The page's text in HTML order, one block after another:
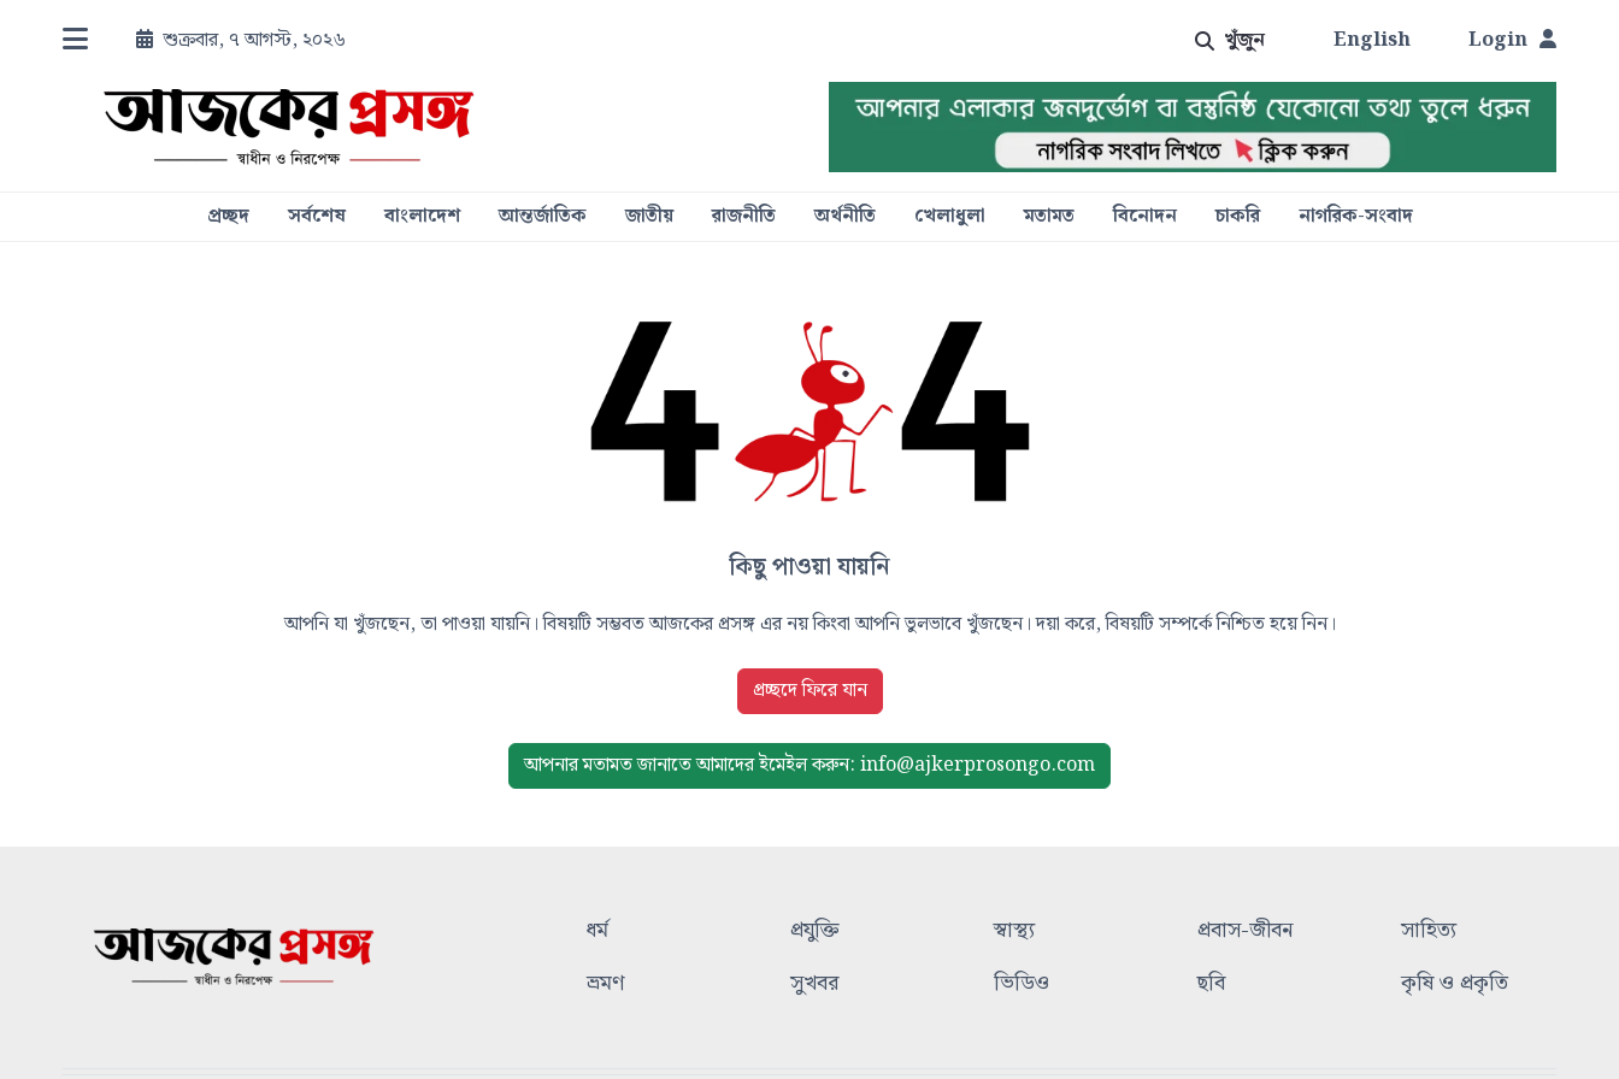
শুক্রবার, ৭ আগস্ট, ২০২৬ খুঁজুন English Login
প্রচ্ছদ সর্বশেষ বাংলাদেশ আন্তর্জাতিক জাতীয় রাজনীতি অর্থনীতি খেলাধুলা মতামত বিনোদন চাকরি নাগরিক-সংবাদ
কিছু পাওয়া যায়নি
আপনি যা খুঁজছেন, তা পাওয়া যায়নি। বিষয়টি সম্ভবত আজকের প্রসঙ্গ এর নয় কিংবা আপনি ভুলভাবে খুঁজছেন। দয়া করে, বিষয়টি সম্পর্কে নিশ্চিত হয়ে নিন।
প্রচ্ছদে ফিরে যান
আপনার মতামত জানাতে আমাদেরইমেইল করুন: info@ajkerprosongo.com
ধর্ম প্রযুক্তি স্বাস্থ্য প্রবাস-জীবন
সাহিত্য
ভ্রমণ
সুখবর ভিডিও ছবি কৃষি ও প্রকৃতি